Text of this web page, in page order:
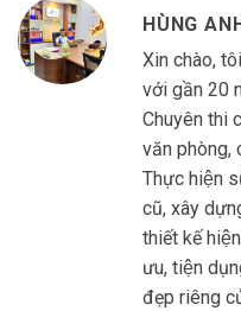
HÙNG
Xin chào,
với gần 20
Chuyên thi
văn phòng,
Thực hiện
cũ, xây
thiết kế
ưu, tiện
đẹp riêng